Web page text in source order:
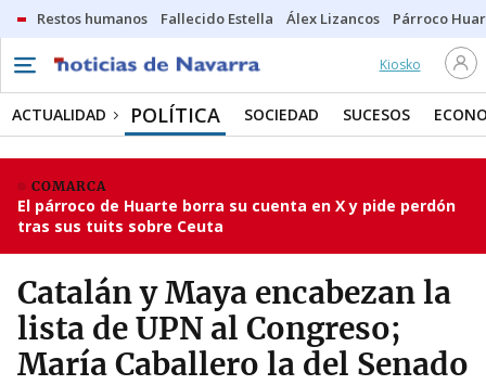
Restos humanos Fallecido Estella Álex Lizancos Párroco
Kiosko
ACTUALIDAD POLÍTICA SOCIEDAD SUCESOS
COMARCA
El párroco de Huarte borra su cuenta en X y pide perdón
tras sus tuits sobre Ceuta
Catalán y Maya encabezan la
lista de UPN al Congreso;
María Caballero la del Senado